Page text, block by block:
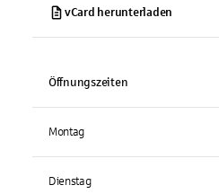
vCard herunterladen
Öffnungszeiten
Montag
Dienstag